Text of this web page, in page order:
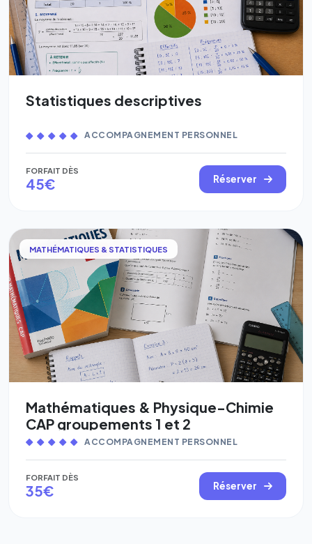
Statistiques descriptives
ACCOMPAGNEMENT PERSONNEL
FORFAIT DÈS
45€ Réserver
MATHÉMATIQUES & STATISTIQUES
Mathématiques & Physique-Chimie
CAP groupements 1 et 2
ACCOMPAGNEMENT PERSONNEL
FORFAIT DÈS
35€ Réserver